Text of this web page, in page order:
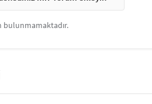
bulunmamaktadır.